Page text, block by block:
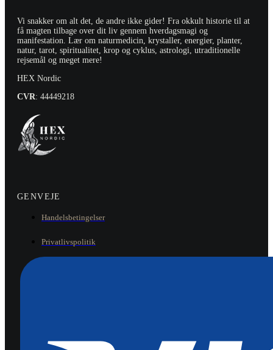
Vi snakker om alt det, de andre ikke gider! Fra okkult historie til at
få magten tilbage over dit liv gennem hverdagsmagi og
manifestation. Lær om naturmedicin, krystaller, energier, planter,
natur, tarot, spiritualitet, krop og cyklus, astrologi, utraditionelle
rejsemål og meget mere!
HEX Nordic
CVR: 44449218
GENVEJE
Handelsbetingelser
Privatlivspolitik